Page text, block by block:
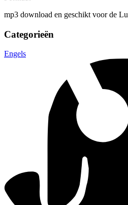
mp3 download en geschikt voor de
Categorieën
Engels